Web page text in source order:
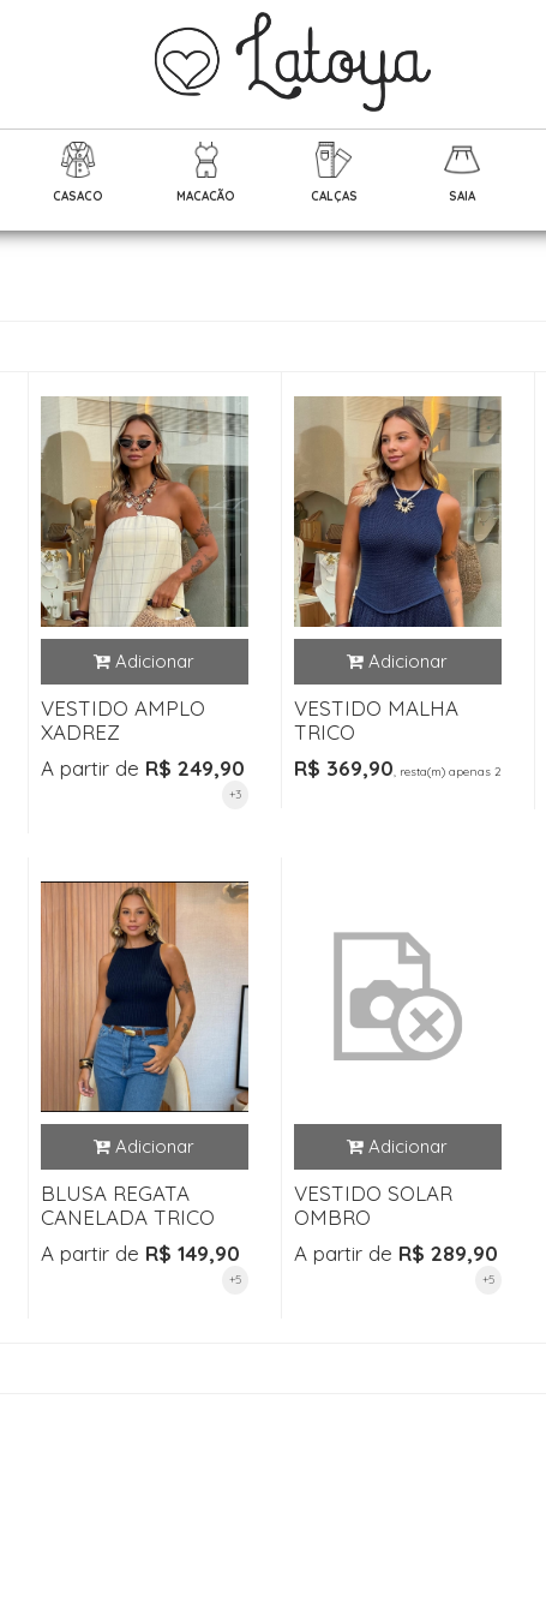
CASACO MACACÃO CALÇAS SAIA
VESTIDO AMPLO
XADREZ
A partir de R$ 249,90
+3
VESTIDO MALHA
TRICO
R$ 369,90, resta(m) apenas 2
BLUSA REGATA
CANELADA TRICO
A partir de R$ 149,90
+5
VESTIDO SOLAR
OMBRO
A partir de R$ 289,90
+5